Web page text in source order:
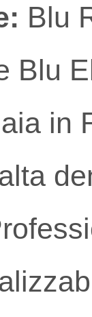
Blu
Blu
in